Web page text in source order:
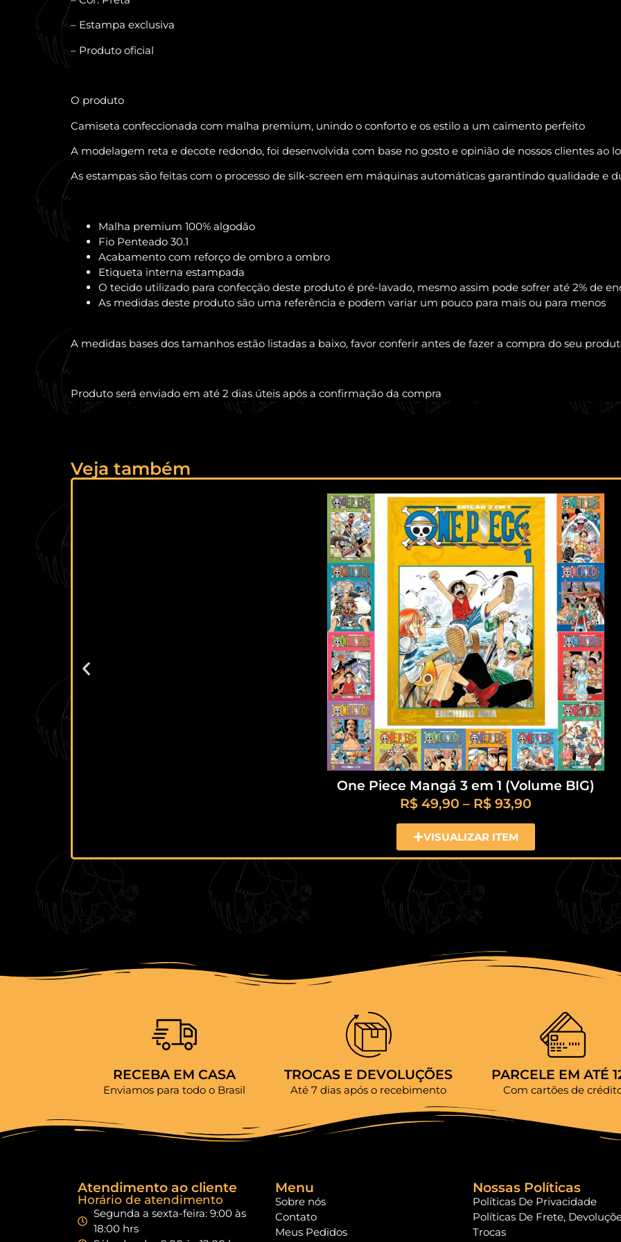
– Estampa exclusiva
– Produto oficial
O produto
Camiseta confeccionada com malha premium, unindo o conforto e os estilo a um caimento perfeito
A modelagem reta e decote redondo, foi desenvolvida com base no gosto e opinião de nossos clientes ao
As estampas são feitas com o processo de silk-screen em máquinas automáticas garantindo qualidade e
Malha premium 100% algodão
Fio Penteado 30.1
Acabamento com reforço de ombro a ombro
Etiqueta interna estampada
O tecido utilizado para confecção deste produto é pré-lavado, mesmo assim pode sofrer até 2% de
As medidas deste produto são uma referência e podem variar um pouco para mais ou para menos
A medidas bases dos tamanhos estão listadas a baixo, favor conferir antes de fazer a compra do seu
Produto será enviado em até 2 dias úteis após a confirmação da compra
Veja também
One Piece Mangá 3 em 1 (Volume BIG)
R$ 49,90 – R$ 93,90
VISUALIZAR ITEM
RECEBA EM CASA
Enviamos para todo o Brasil
TROCAS E DEVOLUÇÕES
Até 7 dias após o recebimento
PARCELE EM ATÉ
Com cartões de
Atendimento ao cliente
Horário de atendimento
Segunda a sexta-feira: 9:00 às
18:00 hrs
Menu
Sobre nós
Contato
Meus Pedidos
Nossas Políticas
Políticas De Privacidade
Políticas De Frete,
Trocas